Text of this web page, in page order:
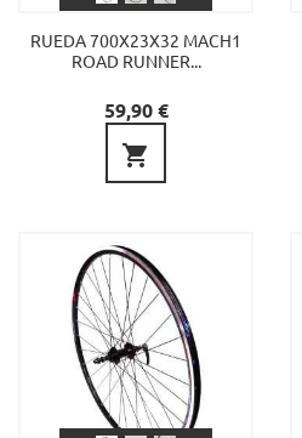
RUEDA 700X23X32 MACH1
ROAD RUNNER...
Precio
59,90 €
